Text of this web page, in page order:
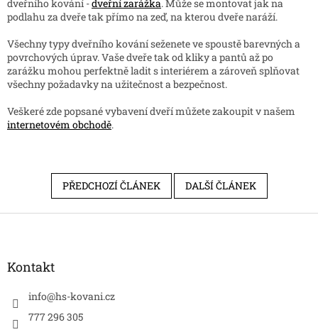
dveřního kování -dveřní zarážka. Může se montovat jak na
podlahu za dveře tak přímo na zeď, na kterou dveře naráží.
Všechny typy dveřního kování seženete ve spoustě barevných a
povrchových úprav. Vaše dveře tak od kliky a pantů až po
zarážku mohou perfektně ladit s interiérem a zároveň splňovat
všechny požadavky na užitečnost a bezpečnost.
Veškeré zde popsané vybavení dveří můžete zakoupit v našem
internetovém obchodě.
PŘEDCHOZÍ ČLÁNEK DALŠÍ ČLÁNEK
Z
Kontakt
info@hs-kovani.cz
777 296 305